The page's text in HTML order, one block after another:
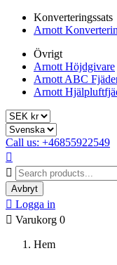
Konverteringssats
Arnott
Övrigt
Arnott Höjdgivare
Arnott ABC
Arnott
Call us: +46855922549


Avbryt
 Logga in
 Varukorg 0
Hem